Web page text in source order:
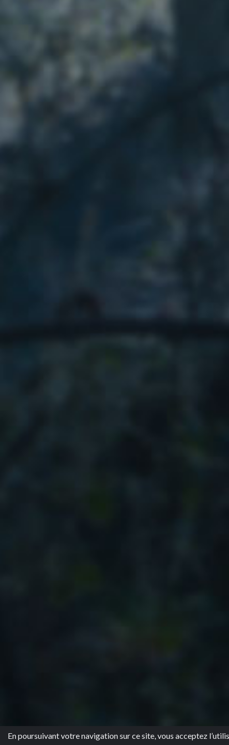
En poursuivant votre navigation sur ce site, vous acceptez